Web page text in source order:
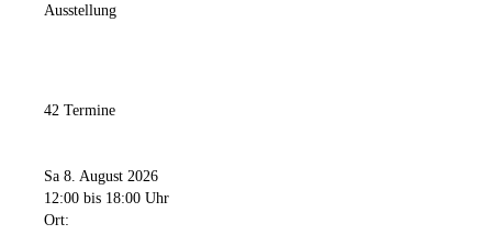
Ausstellung
42 Termine
Sa 8. August 2026
12:00 bis 18:00 Uhr
Ort: